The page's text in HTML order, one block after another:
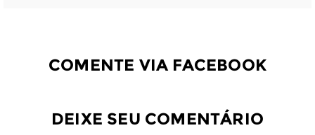
COMENTE VIA FACEBOOK
DEIXE SEU COMENTÁRIO